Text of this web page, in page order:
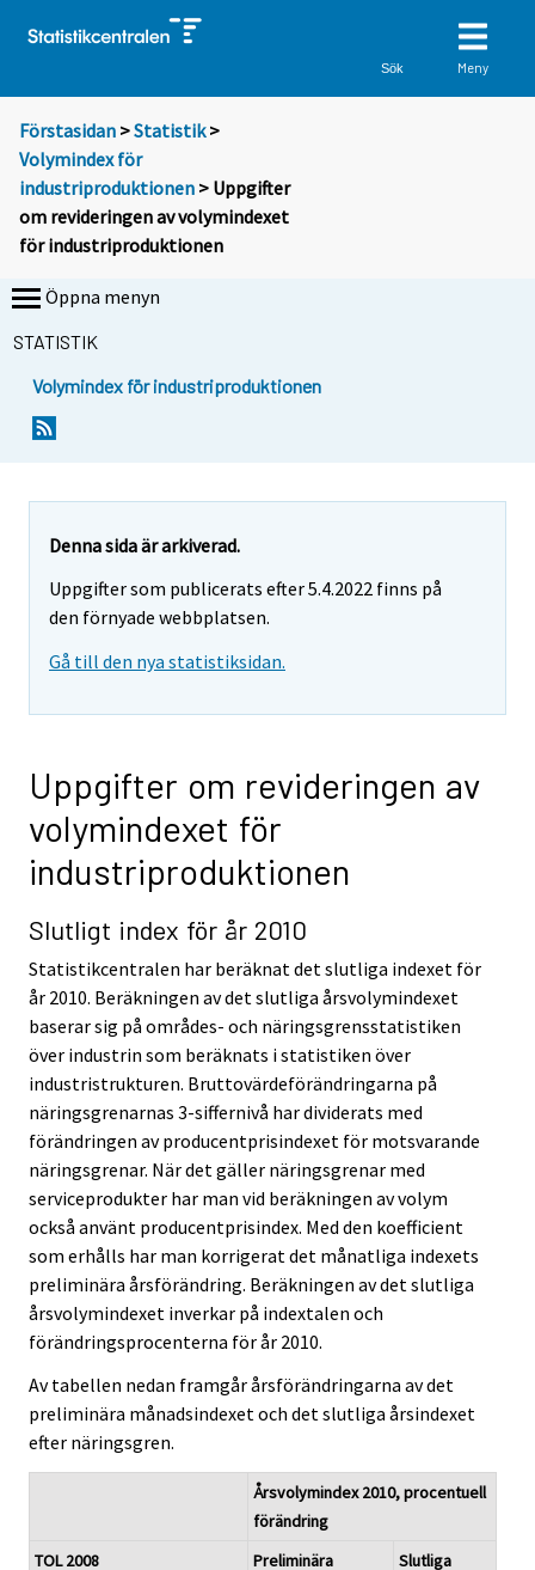
Sök Meny
Förstasidan >Statistik >
Volymindex för
industriproduktionen > Uppgifter
om revideringen av volymindexet
för industriproduktionen
Öppna menyn
STATISTIK
Volymindex för industriproduktionen
Denna sida är arkiverad.
Uppgifter som publicerats efter 5.4.2022 finns på
den förnyade webbplatsen.
Gå till den nya statistiksidan.
Uppgifter om revideringen av
volymindexet för
industriproduktionen
Slutligt index för år 2010
Statistikcentralen har beräknat det slutliga indexet för
år 2010. Beräkningen av det slutliga årsvolymindexet
baserar sig på områdes- och näringsgrensstatistiken
över industrin som beräknats i statistiken över
industristrukturen. Bruttovärdeförändringarna på
näringsgrenarnas 3-siffernivå har dividerats med
förändringen av producentprisindexet för motsvarande
näringsgrenar. När det gäller näringsgrenar med
serviceprodukter har man vid beräkningen av volym
också använt producentprisindex. Med den koefficient
som erhålls har man korrigerat det månatliga indexets
preliminära årsförändring. Beräkningen av det slutliga
årsvolymindexet inverkar på indextalen och
förändringsprocenterna för år 2010.
Av tabellen nedan framgår årsförändringarna av det
preliminära månadsindexet och det slutliga årsindexet
efter näringsgren.
Årsvolymindex 2010, procentuell
förändring
TOL 2008
Preliminära
Slutliga